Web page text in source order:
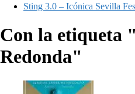
Sting 3.0 – Icónica Sevilla
Con la etiqueta
Redonda"